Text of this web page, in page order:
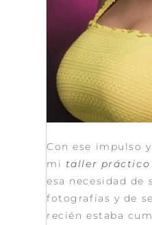
Con ese impulso
mi taller práctico
esa necesidad de
fotografías y de
recién estaba